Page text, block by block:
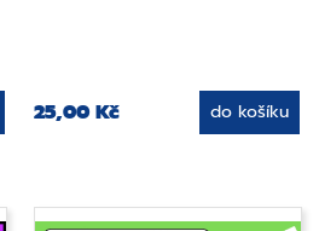
25,00 Kč do košíku